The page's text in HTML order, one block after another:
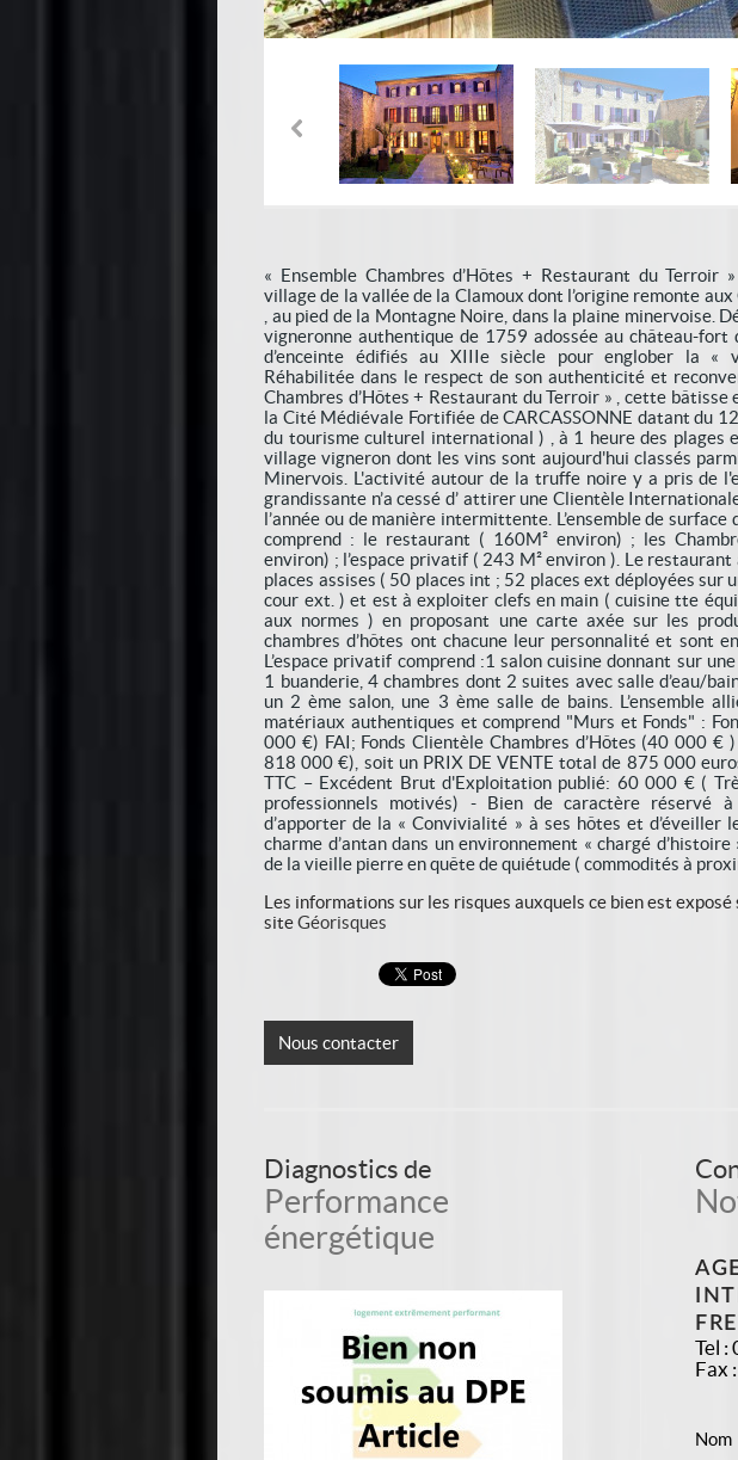
« Ensemble Chambres d’Hôtes + Restaurant du Terroir
village de la vallée de la Clamoux dont l’origine remonte
, au pied de la Montagne Noire, dans la plaine minervoise.
vigneronne authentique de 1759 adossée au château-fort
d’enceinte édifiés au XIIIe siècle pour englober la «
Réhabilitée dans le respect de son authenticité et
Chambres d’Hôtes + Restaurant du Terroir » , cette bâtisse
la Cité Médiévale Fortifiée de CARCASSONNE datant du
du tourisme culturel international ) , à 1 heure des plages
village vigneron dont les vins sont aujourd'hui classés
Minervois. L'activité autour de la truffe noire y a pris de
grandissante n’a cessé d’ attirer une Clientèle
l’année ou de manière intermittente. L’ensemble de surface
comprend : le restaurant ( 160M² environ) ; les
environ) ; l’espace privatif ( 243 M² environ ). Le
places assises ( 50 places int ; 52 places ext déployées sur
cour ext. ) et est à exploiter clefs en main ( cuisine tte
aux normes ) en proposant une carte axée sur les
chambres d’hôtes ont chacune leur personnalité et sont
L’espace privatif comprend :1 salon cuisine donnant sur
1 buanderie, 4 chambres dont 2 suites avec salle d’eau/
un 2 ème salon, une 3 ème salle de bains. L’ensemble
matériaux authentiques et comprend "Murs et Fonds" :
000 €) FAI; Fonds Clientèle Chambres d’Hôtes (40 000 €
818 000 €), soit un PRIX DE VENTE total de 875 000
TTC – Excédent Brut d'Exploitation publié: 60 000 € (
professionnels motivés) - Bien de caractère réservé
d’apporter de la « Convivialité » à ses hôtes et d’éveiller
charme d’antan dans un environnement « chargé
de la vieille pierre en quête de quiétude ( commodités à
Les informations sur les risques auxquels ce bien est
siteGéorisques
Nous contacter
Diagnostics de
Performance
énergétique
Tel :
Fax :
Nom